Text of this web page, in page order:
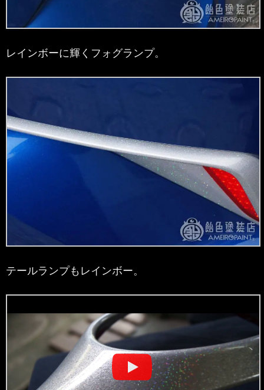
レインボーに輝くフォグランプ。
テールランプもレインボー。